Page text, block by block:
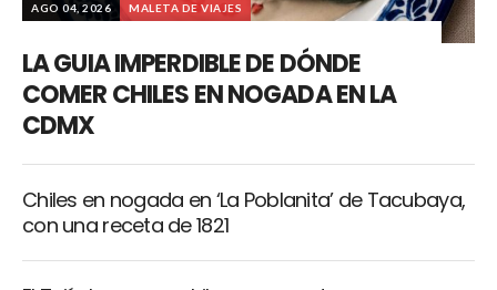
AGO 04, 2026 MALETA DE VIAJES
LA GUIA IMPERDIBLE DE DÓNDE
COMER CHILES EN NOGADA EN LA
CDMX
Chiles en nogada en ‘La Poblanita’ de Tacubaya,
con una receta de 1821